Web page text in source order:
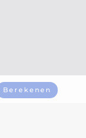
Berekenen